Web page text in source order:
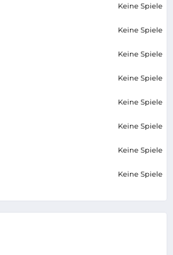
Keine Spiele
Keine Spiele
Keine Spiele
Keine Spiele
Keine Spiele
Keine Spiele
Keine Spiele
Keine Spiele